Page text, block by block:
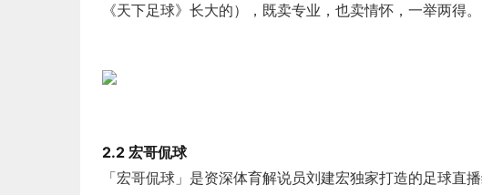
《天下足球》长大的），既卖专业，也卖情怀，一举两得。
2.2 宏哥侃球
「宏哥侃球」是资深体育解说员刘建宏独家打造的足球直